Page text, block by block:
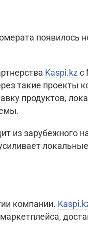
появилось
Kaspi.kz с
такие проекты
продуктов,
из зарубежного
компании.